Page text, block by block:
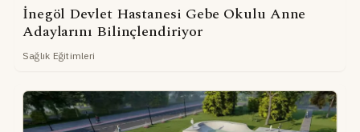
İnegöl Devlet Hastanesi Gebe Okulu Anne
Adaylarını Bilinçlendiriyor
Sağlık Eğitimleri